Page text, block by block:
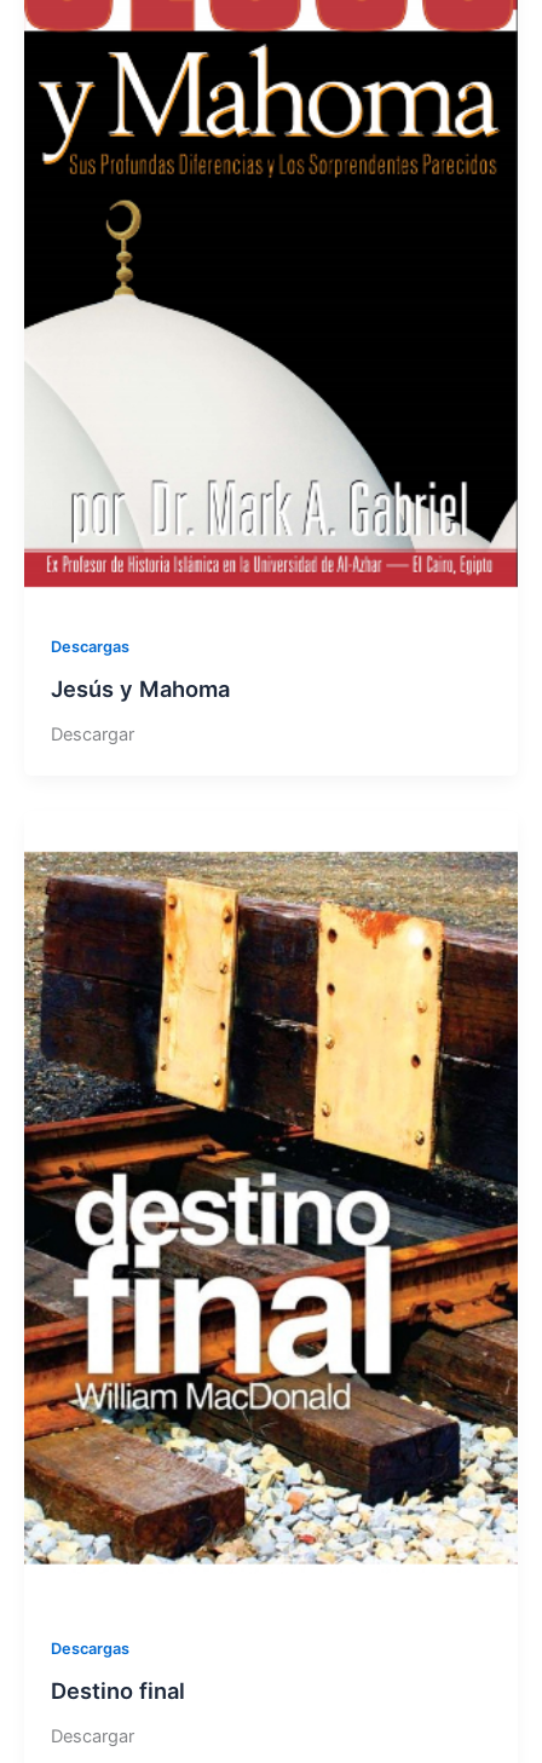
Descargas
Jesús y Mahoma
Descargar
Descargas
Destino final
Descargar